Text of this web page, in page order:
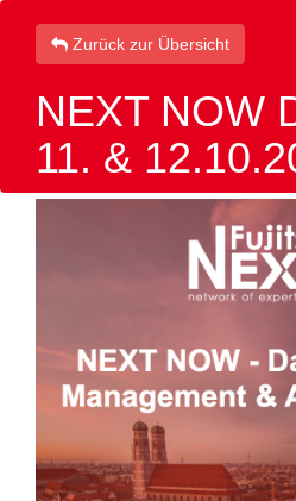
Zurück zur Übersicht
NEXT NOW
11. &